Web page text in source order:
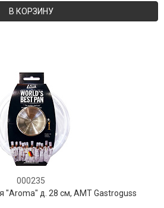
В КОРЗИНУ
000235
"Aroma" д. 28 см, AMT Gastroguss